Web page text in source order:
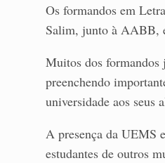
Os formandos em
Salim, junto à AABB,
Muitos dos formandos
preenchendo
universidade aos seus
A presença da UEMS
estudantes de outros